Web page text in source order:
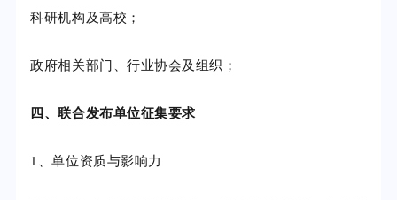
科研机构及高校；
政府相关部门、行业协会及组织；
四、联合发布单位征集要求
1、单位资质与影响力